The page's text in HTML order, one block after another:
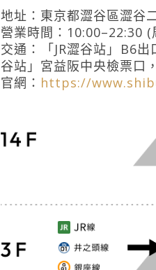
地址：東京都澀谷區澀谷
營業時間：10:00–22:30 (
交通：「JR澀谷站」B6
谷站」宮益阪中央檢票口
官網： https://